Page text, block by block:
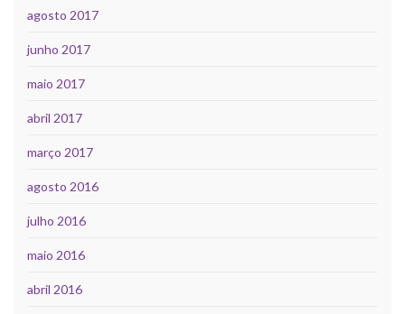
agosto 2017
junho 2017
maio 2017
abril 2017
março 2017
agosto 2016
julho 2016
maio 2016
abril 2016